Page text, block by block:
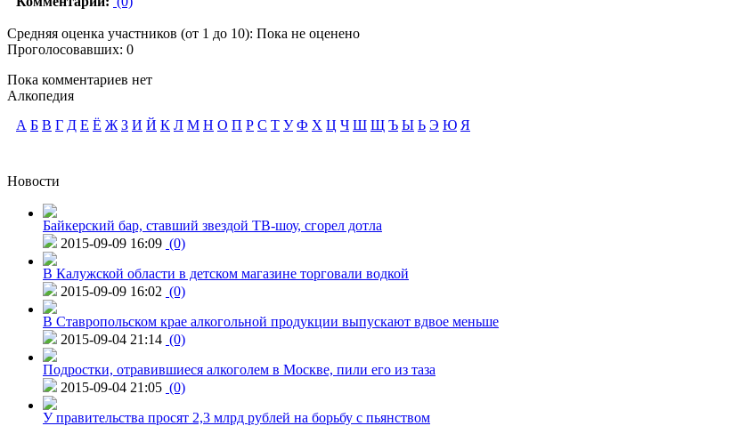
Средняя оценка участников (от 1 до 10): Пока не оценено
Проголосовавших: 0
Пока комментариев нет
Алкопедия
А Б В Г Д Е Ё Ж З И Й К Л М Н О П Р С Т У Ф Х Ц Ч Ш Щ Ъ Ы Ь Э Ю Я
Новости
Байкерский бар, ставший звездой ТВ-шоу, сгорел дотла
2015-09-09 16:09 (0)
В Калужской области в детском магазине торговали водкой
2015-09-09 16:02 (0)
В Ставропольском крае алкогольной продукции выпускают вдвое меньше
2015-09-04 21:14 (0)
Подростки, отравившиеся алкоголем в Москве, пили его из таза
2015-09-04 21:05 (0)
У правительства просят 2,3 млрд рублей на борьбу с пьянством